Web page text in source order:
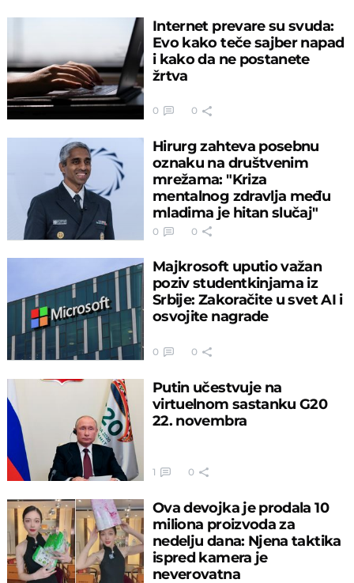
Internet prevare su svuda:
Evo kako teče sajber napad
i kako da ne postanete
žrtva
0 0
Hirurg zahteva posebnu
oznaku na društvenim
mrežama: "Kriza
mentalnog zdravlja među
mladima je hitan slučaj"
0 0
Majkrosoft uputio važan
poziv studentkinjama iz
Srbije: Zakoračite u svet AI i
osvojite nagrade
0 0
Putin učestvuje na
virtuelnom sastanku G20
22. novembra
1 0
Ova devojka je prodala 10
miliona proizvoda za
nedelju dana: Njena taktika
ispred kamera je
neverovatna